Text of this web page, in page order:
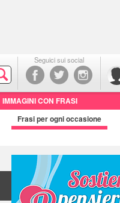
Seguici sui social
IMMAGINI CON FRASI
Frasiper ogni occasione